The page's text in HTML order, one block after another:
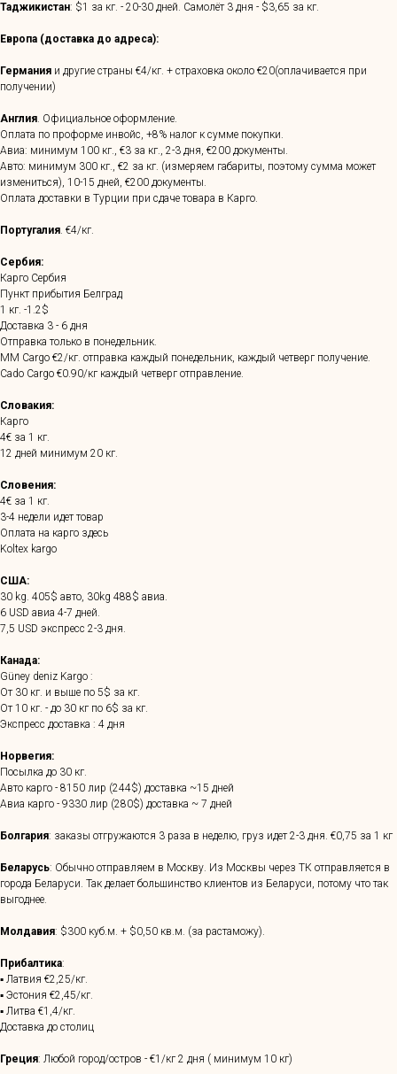
Таджикистан: $1 за кг. - 20-30 дней. Самолёт 3 дня - $3,65 за кг.
Европа (доставка до адреса):
Германия и другие страны €4/кг. + страховка около €20(оплачивается при
получении)
Англия. Официальное оформление.
Оплата по проформе инвойс, +8% налог к сумме покупки.
Авиа: минимум 100 кг., €3 за кг., 2-3 дня, €200 документы.
Авто: минимум 300 кг., €2 за кг. (измеряем габариты, поэтому сумма может
измениться), 10-15 дней, €200 документы.
Оплата доставки в Турции при сдаче товара в Карго.
Португалия. €4/кг.
Сербия:
Карго Сербия
Пункт прибытия Белград
1 кг. -1.2$
Доставка 3 - 6 дня
Отправка только в понедельник.
MM Cargo €2/кг. отправка каждый понедельник, каждый четверг получение.
Cado Cargo €0.90/кг каждый четверг отправление.
Словакия:
Карго
4€ за 1 кг.
12 дней минимум 20 кг.
Словения:
4€ за 1 кг.
3-4 недели идет товар
Оплата на карго здесь
Koltex kargo
США:
30 kg. 405$ авто, 30kg 488$ авиа.
6 USD авиа 4-7 дней.
7,5 USD экспресс 2-3 дня.
Канада:
Güney deniz Kargo :
От 30 кг. и выше по 5$ за кг.
От 10 кг. - до 30 кг по 6$ за кг.
Экспресс доставка : 4 дня
Норвегия:
Посылка до 30 кг.
Авто карго - 8150 лир (244$) доставка ~15 дней
Авиа карго - 9330 лир (280$) доставка ~ 7 дней
Болгария: заказы отгружаются 3 раза в неделю, груз идет 2-3 дня. €0,75 за 1 кг
Беларусь: Обычно отправляем в Москву. Из Москвы через ТК отправляется в
города Беларуси. Так делает большинство клиентов из Беларуси, потому что так
выгоднее.
Молдавия: $300 куб.м. + $0,50 кв.м. (за растаможу).
Прибалтика:
▪ Латвия €2,25/кг.
▪ Эстония €2,45/кг.
▪ Литва €1,4/кг.
Доставка до столиц
Греция: Любой город/остров - €1/кг 2 дня ( минимум 10 кг)